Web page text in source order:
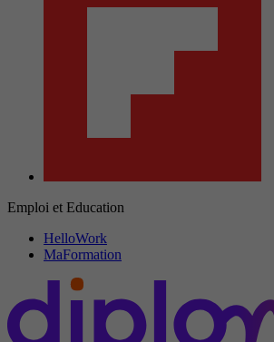
Emploi et Education
HelloWork
MaFormation